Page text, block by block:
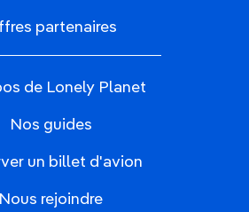
partenaires
de Lonely Planet
Nos guides
un billet d'avion
Nous rejoindre